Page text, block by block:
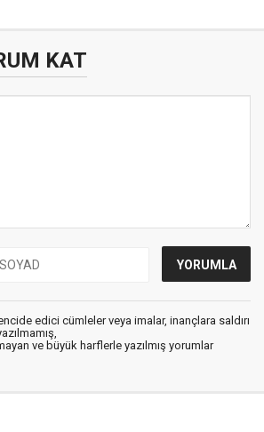
KAT
edici cümleler veya imalar, inançlara saldırı
ve büyük harflerle yazılmış yorumlar